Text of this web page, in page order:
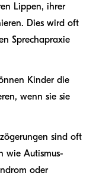
Lippen, ihrer
Dies wird oft
Sprechapraxie
Kinder die
wenn sie sie
sind oft
wie Autismus-
oder